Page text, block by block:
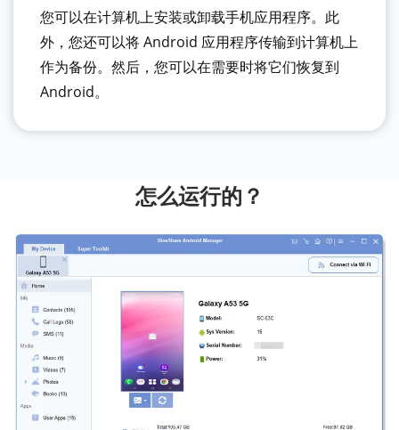
您可以在计算机上安装或卸载手机应用程序。此
外，您还可以将 Android 应用程序传输到计算机上
作为备份。然后，您可以在需要时将它们恢复到
Android。
怎么运行的？